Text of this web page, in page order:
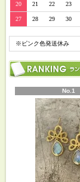
20 21 22 23
27 28 29 30
※ピンク色発送休み
No.1